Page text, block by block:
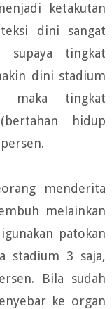
ketakutan
dini sangat
supaya tingkat
dini stadium
maka tingkat
hidup
menderita
melainkan
patokan
stadium 3 saja,
Bila sudah
ke organ